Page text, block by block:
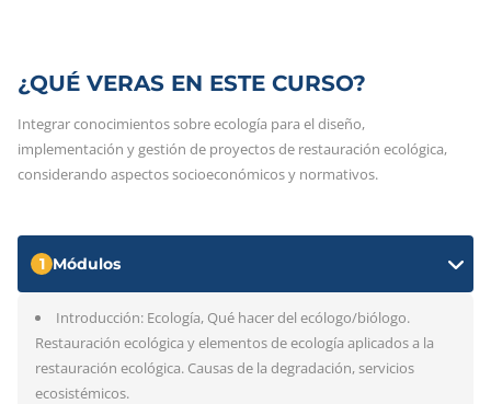
¿QUÉ VERAS EN ESTE CURSO?
Integrar conocimientos sobre ecología para el diseño,
implementación y gestión de proyectos de restauración ecológica,
considerando aspectos socioeconómicos y normativos.
1 Módulos
Introducción: Ecología, Qué hacer del ecólogo/biólogo.
Restauración ecológica y elementos de ecología aplicados a la
restauración ecológica. Causas de la degradación, servicios
ecosistémicos.